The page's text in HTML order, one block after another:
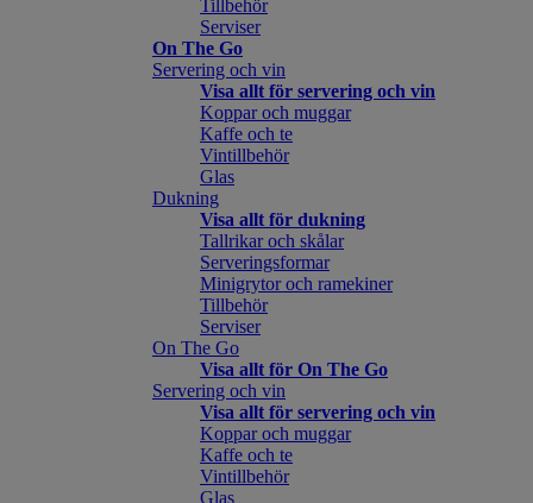
Tillbehör
Serviser
On The Go
Servering och vin
Visa allt för servering och vin
Koppar och muggar
Kaffe och te
Vintillbehör
Glas
Dukning
Visa allt för dukning
Tallrikar och skålar
Serveringsformar
Minigrytor och ramekiner
Tillbehör
Serviser
On The Go
Visa allt för On The Go
Servering och vin
Visa allt för servering och vin
Koppar och muggar
Kaffe och te
Vintillbehör
Glas